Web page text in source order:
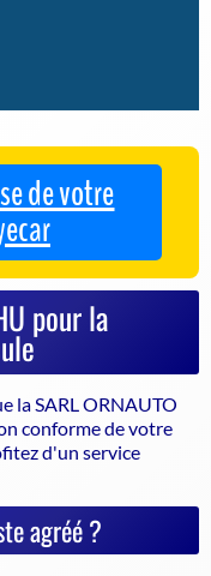
de votre
pour la
la SARL ORNAUTO
conformede votre
d'un service
agréé ?